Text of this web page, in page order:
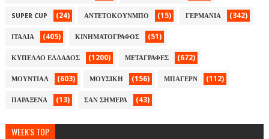
SUPER CUP (24) ΑΝΤΕΤΟΚΟΥΝΜΠΟ (15) ΓΕΡΜΑΝΙΑ (342)
ΙΤΑΛΙΑ (405) ΚΙΝΗΜΑΤΟΓΡΑΦΟΣ (51)
ΚΥΠΕΛΛΟ ΕΛΛΑΔΟΣ (1200) ΜΕΤΑΓΡΑΦΕΣ (672)
ΜΟΥΝΤΙΑΛ (603) ΜΟΥΣΙΚΗ (156) ΜΠΑΓΕΡΝ (112)
ΠΑΡΑΞΕΝΑ (13) ΣΑΝ ΣΗΜΕΡΑ (43)
WEEK'S TOP